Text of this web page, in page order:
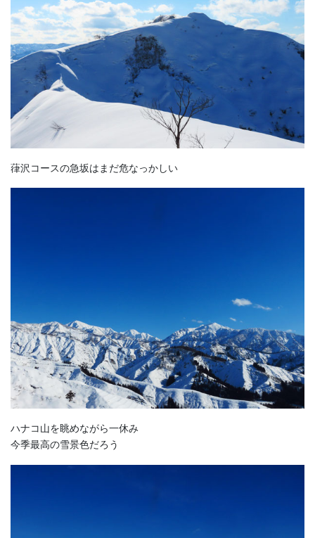
葎沢コースの急坂はまだ危なっかしい
ハナコ山を眺めながら一休み
今季最高の雪景色だろう